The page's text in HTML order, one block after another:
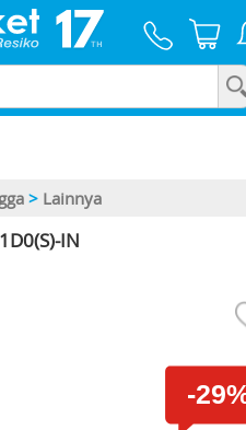
> Lainnya
IN
-